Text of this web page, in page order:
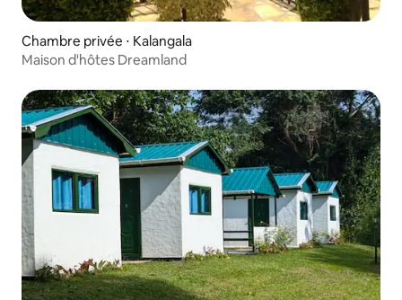
Chambre privée ⋅ Kalangala
Maison d'hôtes Dreamland